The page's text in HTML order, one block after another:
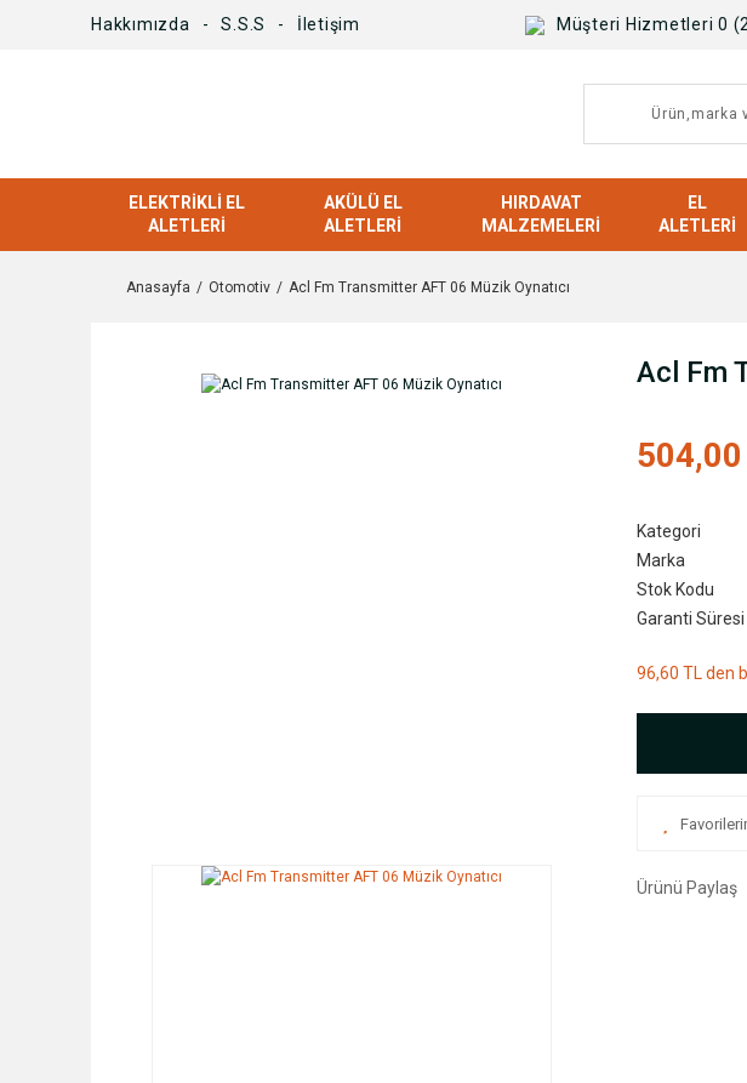
Hakkımızda S.S.S İletişim Müşteri Hizmetleri 0
ELEKTRIKLI EL
ALETLERI
AKÜLÜ EL
ALETLERI
HIRDAVAT
MALZEMELERI
EL
ALETLERI
Anasayfa Otomotiv Acl Fm Transmitter AFT 06 Müzik Oynatıcı
Acl Fm
Kategori
Marka
Stok Kodu
Garanti Süresi
96,60 TL den
Ürünü Paylaş